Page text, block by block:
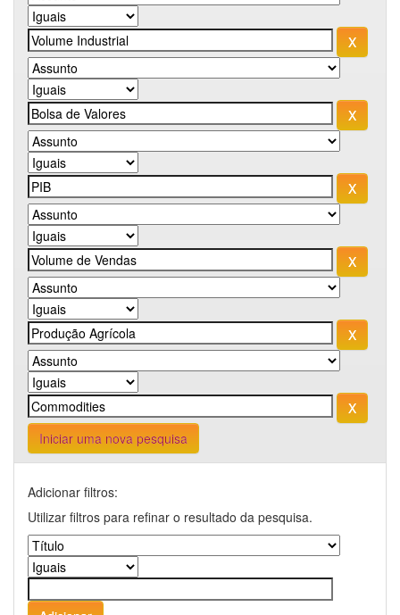
Iniciar uma nova pesquisa
Adicionar filtros:
Utilizar filtros para refinar o resultado da pesquisa.